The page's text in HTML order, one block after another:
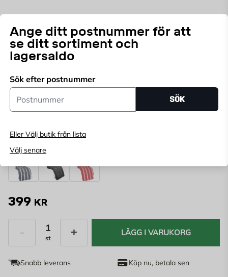
Ange ditt postnummer för att
se ditt sortiment och
lagersaldo
Sök efter postnummer
Postnummer
SÖK
Eller Välj butik från lista
Välj senare
med nackkudde.
Endast online
Angepostnummer
FÄRG:
Marin RandigMörkgrå
399 KR
st
LÄGG I VARUKORG
Snabb leverans Köp nu, betala sen